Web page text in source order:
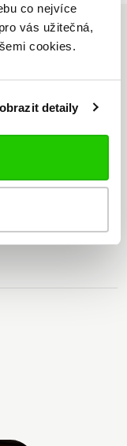
co nejvíce
vás užitečná,
cookies.
detaily